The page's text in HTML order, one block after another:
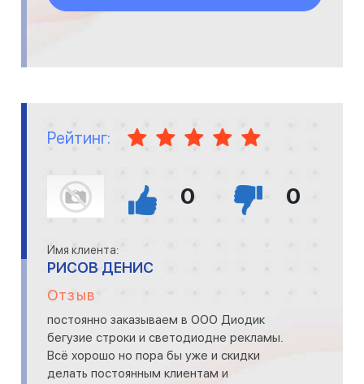
Рейтинг:
0 0
Имя клиента:
РИСОВ ДЕНИС
Отзыв
постоянно заказываем в ООО Диодик
бегузие строки и светодиодне рекламы.
Всё хорошо но пора бы уже и скидки
делать постоянным клиентам и